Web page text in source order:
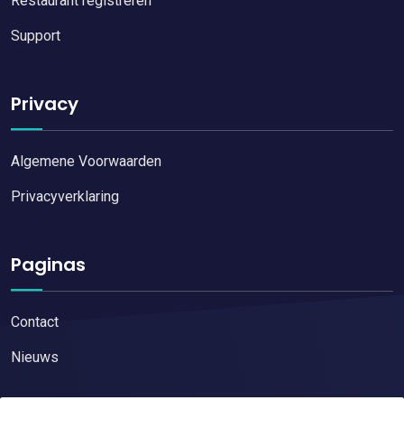
Support
Privacy
Algemene Voorwaarden
Privacyverklaring
Paginas
Contact
Nieuws